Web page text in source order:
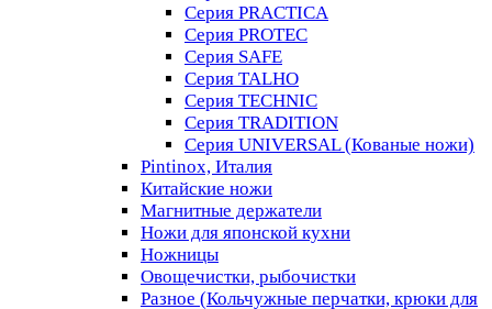
Серия PRACTICA
Серия PROTEC
Серия SAFE
Серия TALHO
Серия TECHNIC
Серия TRADITION
Серия UNIVERSAL (Кованые ножи)
Pintinox, Италия
Китайские ножи
Магнитные держатели
Ножи для японской кухни
Ножницы
Овощечистки, рыбочистки
Разное (Кольчужные перчатки, крюки для